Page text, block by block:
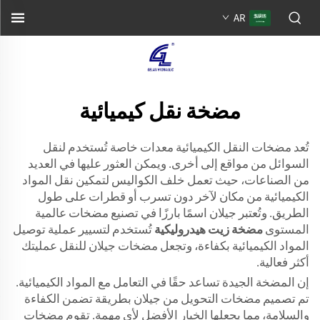
AR
مضخة نقل كيميائية
تُعد مضخات النقل الكيميائية معدات خاصة تُستخدم لنقل
السوائل من مواقع إلى أخرى. ويمكن العثور عليها في العديد
من الصناعات، حيث تعمل خلف الكواليس لتمكين نقل المواد
الكيميائية من مكان لآخر دون تسرب أو قطرات على طول
الطريق. وتُعتبر جيلان اسمًا بارزًا في تصنيع مضخات عالمية
المستوىمضخة زيت هيدروليكيةتُستخدم لتسيير عملية توصيل
المواد الكيميائية بكفاءة، وتجعل مضخات جيلان للنقل عمليتك
أكثر فعالية.
إن المضخة الجيدة تساعد حقًا في التعامل مع المواد الكيميائية.
تم تصميم مضخات التحويل من جيلان بطريقة تضمن الكفاءة
والسلامة، مما يجعلها الخيار الأفضل لأي مهمة. تقوم مضخات